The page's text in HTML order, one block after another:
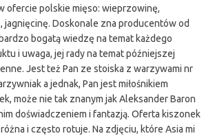
ofercie polskie mięso: wieprzowinę,
jagnięcinę. Doskonale zna producentów od
bogatą wiedzę na temat każdego
i uwaga, jej rady na temat późniejszej
Jest też Pan ze stoiska z warzywami nr
a jednak, Pan jest miłośnikiem
może nie tak znanym jak Aleksander Baron
doświadczeniem i fantazją. Oferta kiszonek
i często rotuje. Na zdjęciu, które Asia mi